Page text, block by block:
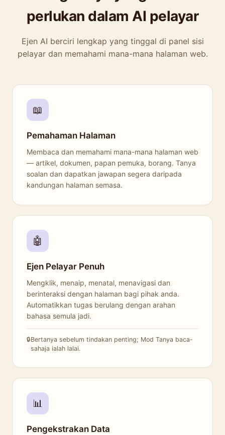
perlukan dalam AI pelayar
Ejen AI berciri lengkap yang tinggal di panel sisi
pelayar dan memahami mana-mana halaman web.
📖
Pemahaman Halaman
Membaca dan memahami mana-mana halaman web
— artikel, dokumen, papan pemuka, borang. Tanya
soalan dan dapatkan jawapan segera daripada
kandungan halaman semasa.
🤖
Ejen Pelayar Penuh
Mengklik, menaip, menatal, menavigasi dan
berinteraksi dengan halaman bagi pihak anda.
Automatikkan tugas berulang dengan arahan
bahasa semula jadi.
Bertanya sebelum tindakan penting; Mod Tanya baca-
sahaja ialah lalai.
📊
Pengekstrakan Data